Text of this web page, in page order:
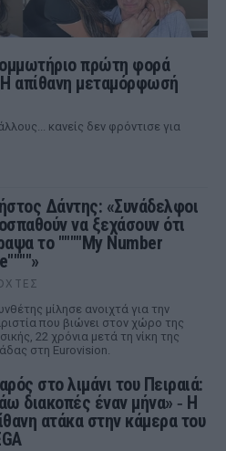
πρώτη φορά
απίθανη μεταμόρφωσή
κανείς δεν φρόντισε για
Δάντης: «Συνάδελφοι
να ξεχάσουν ότι
το """"My Number
μίλησε ανοιχτά για την
που βιώνει στον χώρο της
22 χρόνια μετά τη νίκη της
στη Eurovision.
στο λιμάνι του Πειραιά:
διακοπές έναν μήνα» ‑ Η
ατάκα στην κάμερα του